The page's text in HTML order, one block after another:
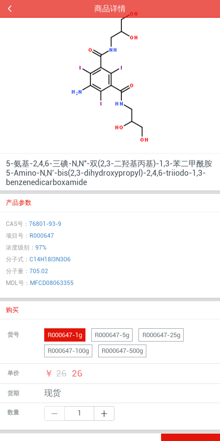
商品详情
5-氨基-2,4,6-三碘-N,N''-双(2,3-二羟基丙基)-1,3-苯二甲酰胺
5-Amino-N,N’-bis(2,3-dihydroxypropyl)-2,4,6-triiodo-1,3-
benzenedicarboxamide
产品参数
CAS号： 76801-93-9
项目号： R000647
浓度级别： 97%
分子式： C14H18I3N3O6
分子量： 705.02
MDL号： MFCD08063355
购买
货号 R000647-1g R000647-5g R000647-25g
R000647-100g R000647-500g
单价 ￥ 26 26
货期 现货
数量